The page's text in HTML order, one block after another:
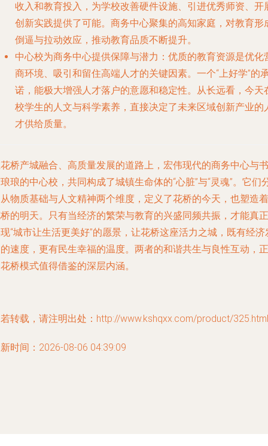
收入和教育投入，为学校改善硬件设施、引进优秀师资、开
创新实践提供了可能。商务中心聚集的高知家庭，对教育形
倒逼与拉动效应，推动教育品质不断提升。
中心校为商务中心提供保障与潜力 ：优质的教育资源是优化
商环境、吸引和留住高端人才的关键因素。一个“上好学”的
诺，能极大增强人才落户的意愿和稳定性。从长远看，今天
校学生的人文与科学素养，直接决定了未来区域创新产业的
才供给质量。
桥产城融合、高质量发展的道路上，宏伟现代的商务中心与书
琅的中心校，共同构成了城镇生命体的“心脏”与“灵魂”。它们
物质基础与人文精神两个维度，定义了花桥的今天，也塑造着
的明天。只有当经济的繁荣与教育的兴盛同频共振，才能真正
“城市让生活更美好”的愿景，让花桥这座活力之城，既有经济
速度，更有民生幸福的温度。两者的和谐共生与良性互动，正
桥模式值得借鉴的深层内涵。
转载，请注明出处：http://www.kshqxx.com/product/325.html
时间：2026-08-06 04:39:09